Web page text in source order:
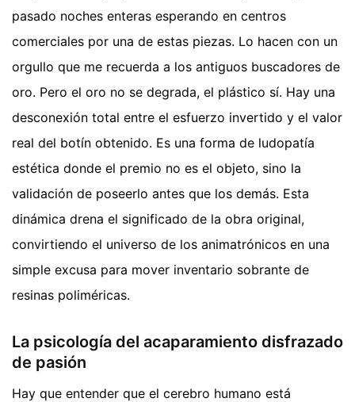
pasado noches enteras esperando en centros
comerciales por una de estas piezas. Lo hacen con un
orgullo que me recuerda a los antiguos buscadores de
oro. Pero el oro no se degrada, el plástico sí. Hay una
desconexión total entre el esfuerzo invertido y el valor
real del botín obtenido. Es una forma de ludopatía
estética donde el premio no es el objeto, sino la
validación de poseerlo antes que los demás. Esta
dinámica drena el significado de la obra original,
convirtiendo el universo de los animatrónicos en una
simple excusa para mover inventario sobrante de
resinas poliméricas.
La psicología del acaparamiento disfrazado
de pasión
Hay que entender que el cerebro humano está